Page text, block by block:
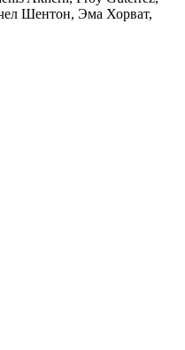
Шентон, Эма Хорват,